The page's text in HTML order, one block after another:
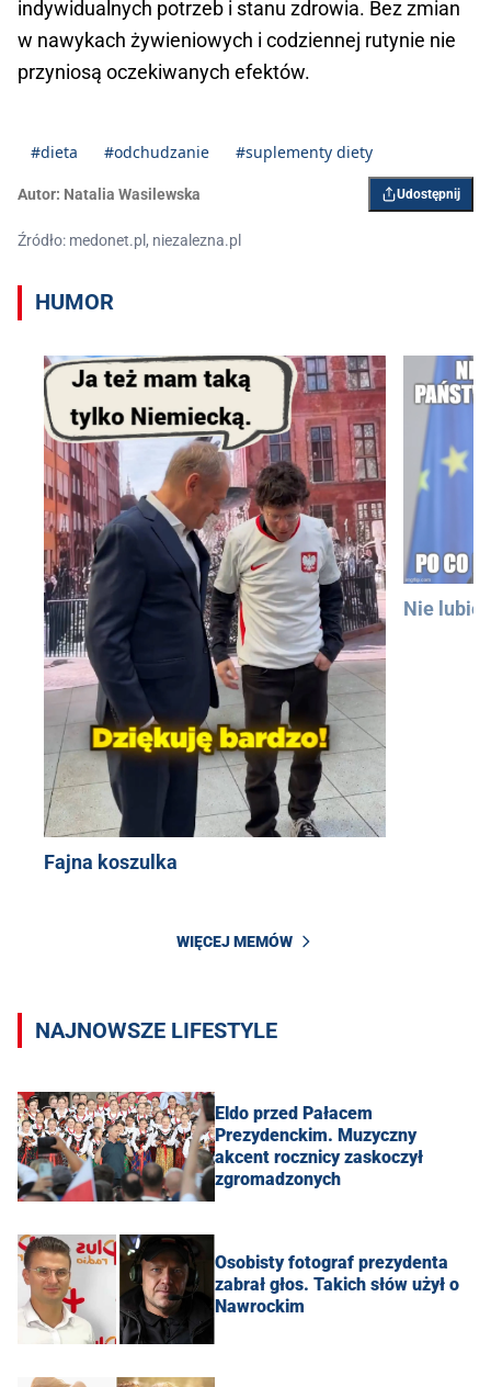
indywidualnych potrzeb i stanu zdrowia. Bez zmian
w nawykach żywieniowych i codziennej rutynie nie
przyniosą oczekiwanych efektów.
#dieta #odchudzanie #suplementy diety
Autor: Natalia Wasilewska Udostępnij
Źródło: medonet.pl, niezalezna.pl
HUMOR
Fajna koszulka
Nie lubię
WIĘCEJ MEMÓW
NAJNOWSZE LIFESTYLE
Eldo przed Pałacem
Prezydenckim. Muzyczny
akcent rocznicy zaskoczył
zgromadzonych
Osobisty fotograf prezydenta
zabrał głos. Takich słów użył o
Nawrockim